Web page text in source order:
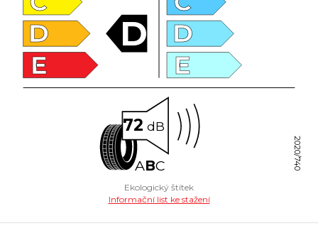
D
E
D
D
E
72 dB
ABC 2020/740
Ekologický štítek
Informační list ke stažení